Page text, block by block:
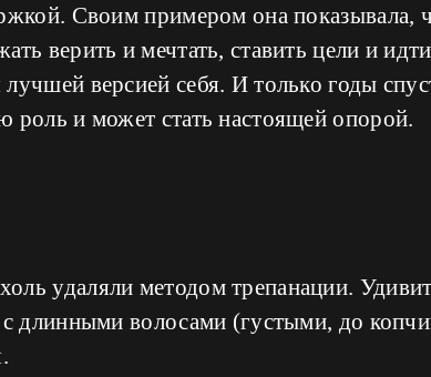
Своим примером она показывала,
верить и мечтать, ставить цели и
версией себя. И только годы
роль и может стать настоящей опорой.
удаляли методом трепанации.
с длинными волосами (густыми, до